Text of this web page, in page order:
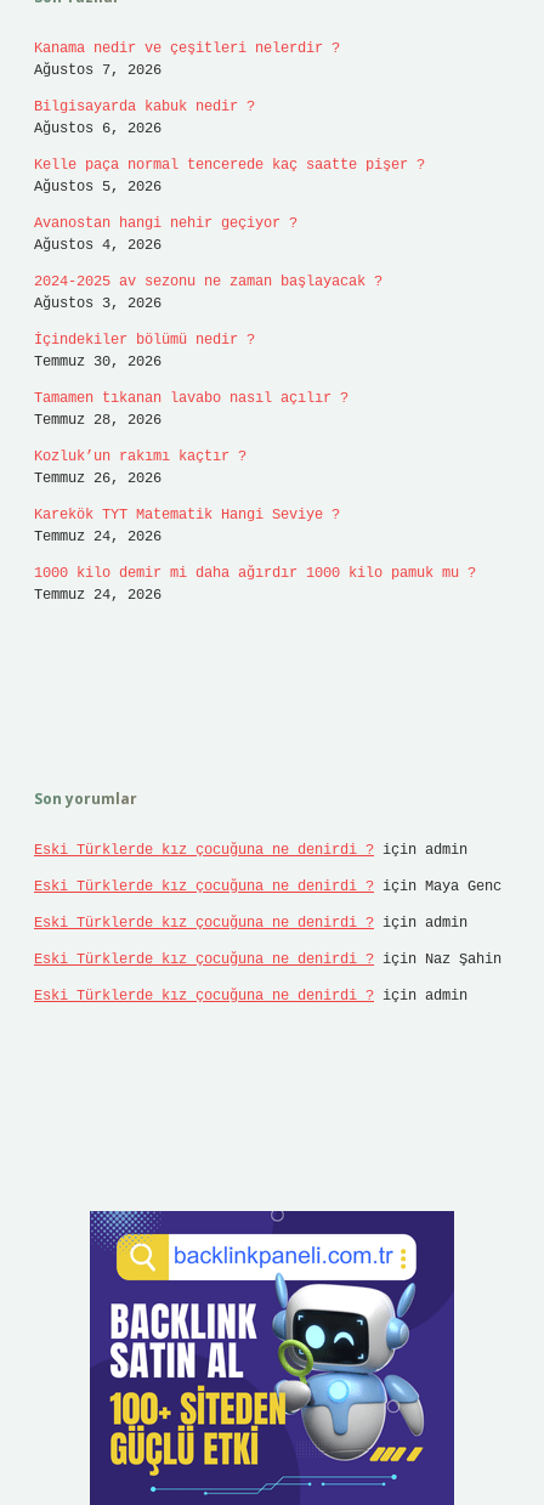
Kanama nedir ve çeşitleri nelerdir ?
Ağustos 7, 2026
Bilgisayarda kabuk nedir ?
Ağustos 6, 2026
Kelle paça normal tencerede kaç saatte pişer ?
Ağustos 5, 2026
Avanostan hangi nehir geçiyor ?
Ağustos 4, 2026
2024-2025 av sezonu ne zaman başlayacak ?
Ağustos 3, 2026
İçindekiler bölümü nedir ?
Temmuz 30, 2026
Tamamen tıkanan lavabo nasıl açılır ?
Temmuz 28, 2026
Kozluk’un rakımı kaçtır ?
Temmuz 26, 2026
Karekök TYT Matematik Hangi Seviye ?
Temmuz 24, 2026
1000 kilo demir mi daha ağırdır 1000 kilo pamuk mu ?
Temmuz 24, 2026
Son yorumlar
Eski Türklerde kız çocuğuna ne denirdi ? için admin
Eski Türklerde kız çocuğuna ne denirdi ? için Maya Genc
Eski Türklerde kız çocuğuna ne denirdi ? için admin
Eski Türklerde kız çocuğuna ne denirdi ? için Naz Şahin
Eski Türklerde kız çocuğuna ne denirdi ? için admin